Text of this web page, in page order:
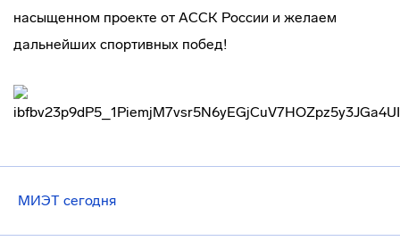
насыщенном проекте от АССК России и желаем
дальнейших спортивных побед!
МИЭТ сегодня